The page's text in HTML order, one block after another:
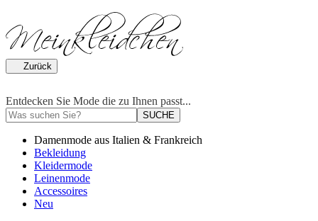
Zurück
Entdecken Sie Mode die zu Ihnen passt...
SUCHE
Damenmode aus Italien & Frankreich
Bekleidung
Kleidermode
Leinenmode
Accessoires
Neu